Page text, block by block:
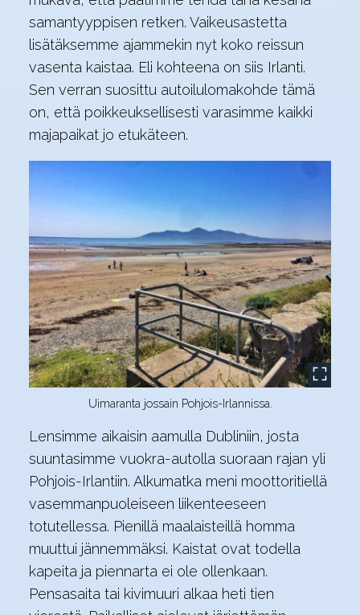
samantyyppisen retken. Vaikeusastetta
lisätäksemme ajammekin nyt koko reissun
vasenta kaistaa. Eli kohteena on siis Irlanti.
Sen verran suosittu autoilulomakohde tämä
on, että poikkeuksellisesti varasimme kaikki
majapaikat jo etukäteen.
Uimaranta jossain Pohjois-Irlannissa.
Lensimme aikaisin aamulla Dubliniin, josta
suuntasimme vuokra-autolla suoraan rajan yli
Pohjois-Irlantiin. Alkumatka meni moottoritiellä
vasemmanpuoleiseen liikenteeseen
totutellessa. Pienillä maalaisteillä homma
muuttui jännemmäksi. Kaistat ovat todella
kapeita ja piennarta ei ole ollenkaan.
Pensasaita tai kivimuuri alkaa heti tien